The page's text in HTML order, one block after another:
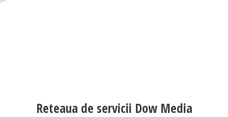
Reteaua de servicii Dow Media